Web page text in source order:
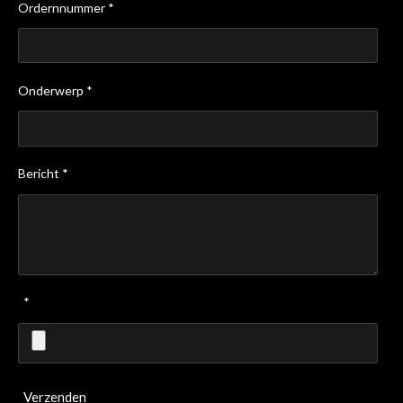
Ordernnummer *
Onderwerp *
Bericht *
*
Verzenden